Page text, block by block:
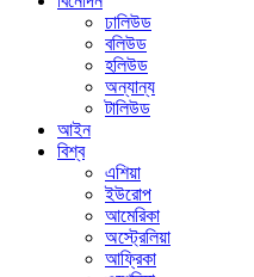
ঢালিউড
বলিউড
হলিউড
অন্যান্য
টালিউড
আইন
বিশ্ব
এশিয়া
ইউরোপ
আমেরিকা
অস্ট্রেলিয়া
আফ্রিকা